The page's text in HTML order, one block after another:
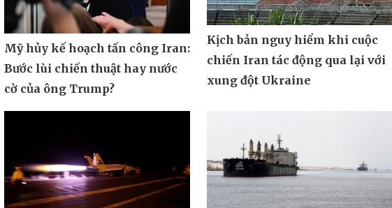
Mỹ hủy kế hoạch tấn công Iran:
Bước lùi chiến thuật hay nước
cờ của ông Trump?
Kịch bản nguy hiểm khi cuộc
chiến Iran tác động qua lại với
xung đột Ukraine